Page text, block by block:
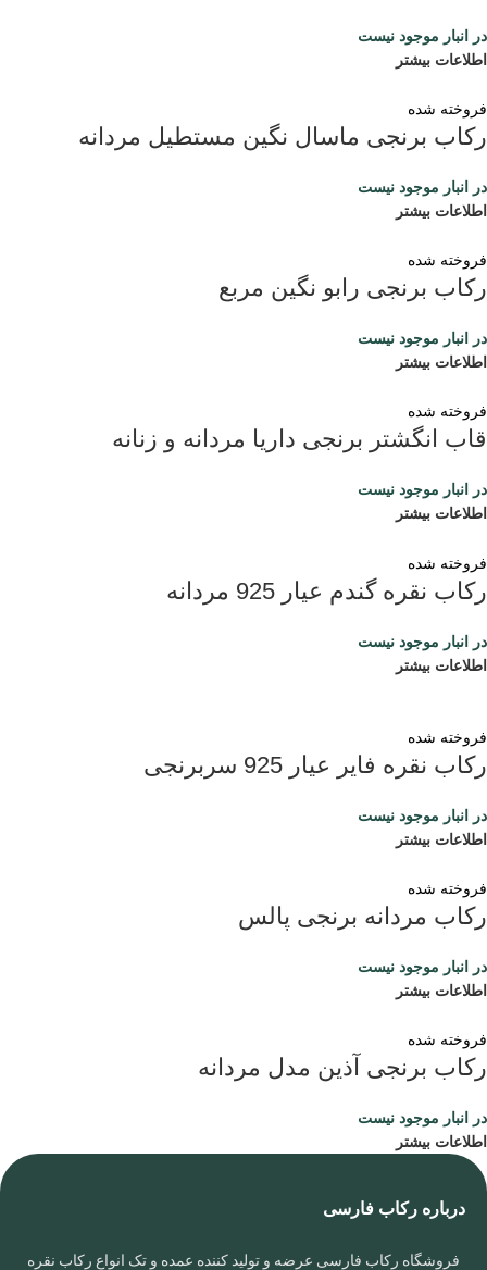
در انبار موجود نیست
اطلاعات بیشتر
فروخته شده
رکاب برنجی ماسال نگین مستطیل مردانه
در انبار موجود نیست
اطلاعات بیشتر
فروخته شده
رکاب برنجی رابو نگین مربع
در انبار موجود نیست
اطلاعات بیشتر
فروخته شده
قاب انگشتر برنجی داریا مردانه و زنانه
در انبار موجود نیست
اطلاعات بیشتر
فروخته شده
رکاب نقره گندم عیار 925 مردانه
در انبار موجود نیست
اطلاعات بیشتر
فروخته شده
رکاب نقره فایر عیار 925 سربرنجی
در انبار موجود نیست
اطلاعات بیشتر
فروخته شده
رکاب مردانه برنجی پالس
در انبار موجود نیست
اطلاعات بیشتر
فروخته شده
رکاب برنجی آذین مدل مردانه
در انبار موجود نیست
اطلاعات بیشتر
درباره رکاب فارسی
فروشگاه رکاب فارسی عرضه و تولید کننده عمده و تک انواع رکاب نقره